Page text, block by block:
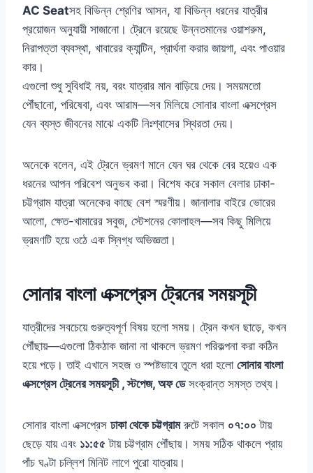
AC Seatসহ বিভিন্ন শ্রেণির আসন, যা বিভিন্ন ধরনের যাত্রীর
প্রয়োজন অনুযায়ী সাজানো। ট্রেনে রয়েছে উন্নতমানের ওয়াশরুম,
নিরাপত্তা ব্যবস্থা, খাবারের ক্যান্টিন, প্রার্থনা করার জায়গা, এবং পাওয়ার
কার।
এগুলো শুধু সুবিধাই নয়, বরং যাত্রার মান বাড়িয়ে দেয়। সময়মতো
পৌঁছানো, পরিষেবা, এবং আরাম—সব মিলিয়ে সোনার বাংলা এক্সপ্রেস
যেন ব্যস্ত জীবনের মাঝে একটি নিঃশ্বাসের স্থিরতা দেয়।
অনেকে বলেন, এই ট্রেনে ভ্রমণ মানে যেন ঘর থেকে বের হয়েও এক
ধরনের আপন পরিবেশ অনুভব করা। বিশেষ করে সকাল বেলার ঢাকা-
চট্টগ্রাম যাত্রা অনেকের কাছে বেশ স্মরণীয়। জানালার বাইরে ভোরের
আলো, ক্ষেত-খামারের সবুজ, স্টেশনের কোলাহল—সব কিছু মিলিয়ে
ভ্রমণটি হয়ে ওঠে এক স্নিগ্ধ অভিজ্ঞতা।
সোনার বাংলা এক্সপ্রেস ট্রেনের সময়সূচী
যাত্রীদের সবচেয়ে গুরুত্বপূর্ণ বিষয় হলো সময়। ট্রেন কখন ছাড়ে, কখন
পৌঁছায়—এগুলো ঠিকঠাক জানা না থাকলে ভ্রমণ পরিকল্পনা করা কঠিন
হয়ে পড়ে। তাই এখানে সহজ ও স্পষ্টভাবে তুলে ধরা হলো সোনার বাংলা
এক্সপ্রেস ট্রেনের সময়সূচী , স্টপেজ, অফ ডেসংক্রান্ত সমস্ত তথ্য।
সোনার বাংলা এক্সপ্রেস ঢাকা থেকে চট্টগ্রামরুটে সকাল ০৭:০০ টায়
ছেড়ে যায় এবং ১১:৫৫ টায় চট্টগ্রাম পৌঁছায়। সময় সঠিক থাকলে প্রায়
পাঁচ ঘণ্টা চল্লিশ মিনিট লাগে পুরো যাত্রায়।